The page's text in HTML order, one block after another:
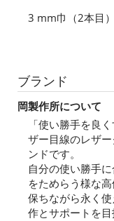
3 mm巾（2本目）
ブランド
岡製作所について
「使い勝手を良
ザー目線のレザ
ンドです。
自分の使い勝手
をためらう様な
保ちながら永く
作とサポートを目